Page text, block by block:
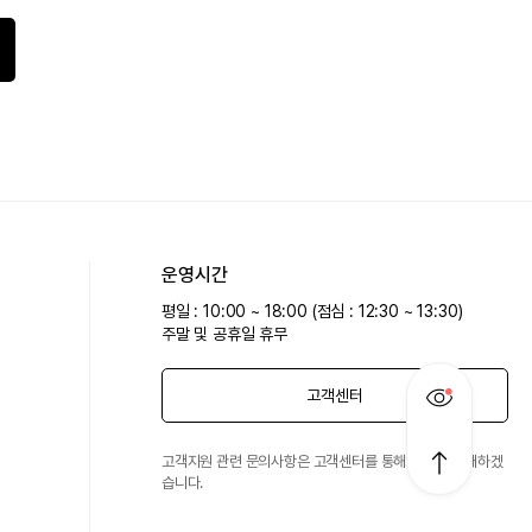
운영시간
평일 : 10:00 ~ 18:00 (점심 : 12:30 ~ 13:30)
주말 및 공휴일 휴무
고객센터
고객지원 관련 문의사항은 고객센터를 통해 친절히 안내하겠
습니다.